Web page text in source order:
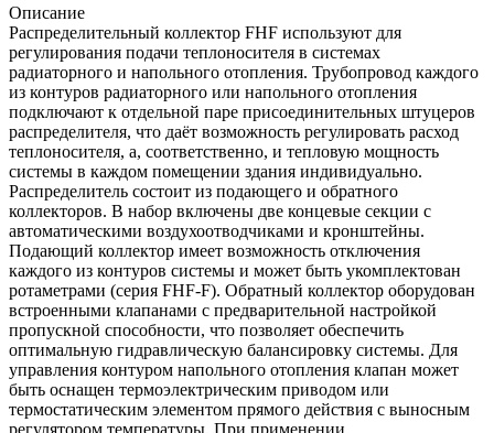
Описание
Распределительный коллектор FHF используют для
регулирования подачи теплоносителя в системах
радиаторного и напольного отопления. Трубопровод каждого
из контуров радиаторного или напольного отопления
подключают к отдельной паре присоединительных штуцеров
распределителя, что даёт возможность регулировать расход
теплоносителя, а, соответственно, и тепловую мощность
системы в каждом помещении здания индивидуально.
Распределитель состоит из подающего и обратного
коллекторов. В набор включены две концевые секции с
автоматическими воздухоотводчиками и кронштейны.
Подающий коллектор имеет возможность отключения
каждого из контуров системы и может быть укомплектован
ротаметрами (серия FHF-F). Обратный коллектор оборудован
встроенными клапанами с предварительной настройкой
пропускной способности, что позволяет обеспечить
оптимальную гидравлическую балансировку системы. Для
управления контуром напольного отопления клапан может
быть оснащен термоэлектрическим приводом или
термостатическим элементом прямого действия с выносным
регулятором температуры. При применении